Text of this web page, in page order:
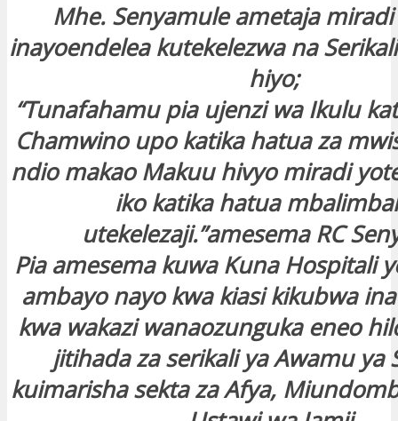
Mhe. Senyamule ametaja
inayoendelea kutekelezwa na
hiyo;
“Tunafahamu pia ujenzi wa Ikulu
Chamwino upo katika hatua za
ndio makao Makuu hivyo miradi
iko katika hatua
utekelezaji.”amesema RC
Pia amesema kuwa Kuna Hospitali
ambayo nayo kwa kiasi kikubwa
kwa wakazi wanaozunguka eneo
jitihada za serikali ya Awamu ya
kuimarisha sekta za Afya,